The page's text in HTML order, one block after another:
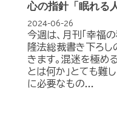
心の指針「眠れる
2024-06-26
今週は、月刊「幸福
隆法総裁書き下ろし
きます。混迷を極め
とは何か」とても難
に必要なもの...